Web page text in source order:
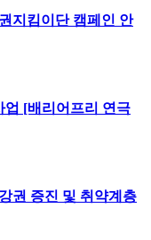
지킴이단 캠페인 안
업 [배리어프리 연극
권 증진 및 취약계층